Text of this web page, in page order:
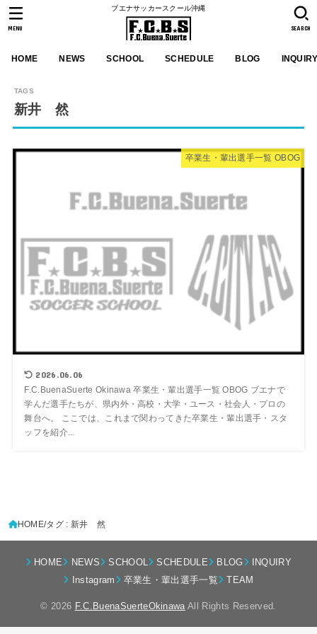
ブエナサッカースクール沖縄
HOME NEWS SCHOOL SCHEDULE BLOG
SEARCH
MENU
新井 然
卒業生・輩出選手一覧 OBOG
2026.06.06
F.C.BuenaSuerte Okinawa 卒業生・輩出選手一覧 OBOG ブエナで
学んだ選手たちが、県内外・高校・大学・ユース・社会人・プロの
舞台へ。 ここでは、これまで関わってきた卒業生・輩出選手・スタ
ッフを紹介...
HOME タグ : 新井 然
HOME NEWS SCHOOL SCHEDULE BLOG
INQUIRY
Instagram
卒業生・輩出選手一覧 TEAM
© 2026 F.C.BuenaSuerteOkinawa All Rights Reserved.